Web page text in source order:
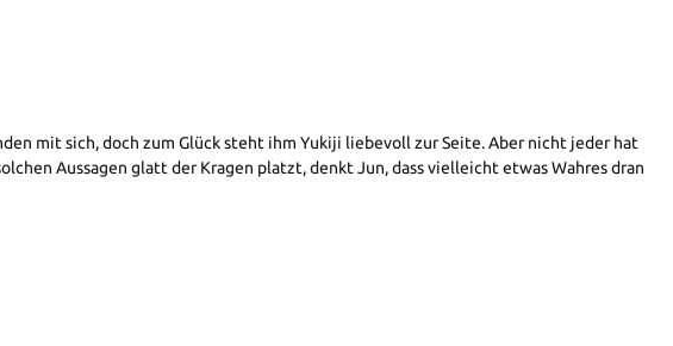
mit sich, doch zum Glück steht ihm Yukiji liebevoll zur Seite. Aber nicht jeder hat
Aussagen glatt der Kragen platzt, denkt Jun, dass vielleicht etwas Wahres dran